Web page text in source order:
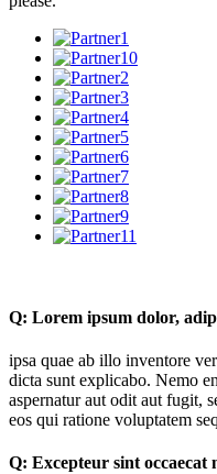
Q: Lorem ipsum dolor,
ipsa quae ab illo inventore
dicta sunt explicabo. Nemo
aspernatur aut odit aut fugit,
eos qui ratione voluptatem
Q: Excepteur sint occaecat